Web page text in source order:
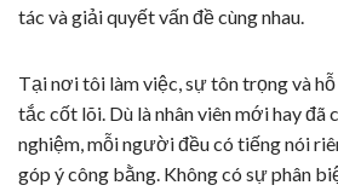
tác và giải quyết vấn đề cùng nhau.
Tại nơi tôi làm việc, sự tôn trọng và
tắc cốt lõi. Dù là nhân viên mới hay đã
nghiệm, mỗi người đều có tiếng nói
góp ý công bằng. Không có sự phân